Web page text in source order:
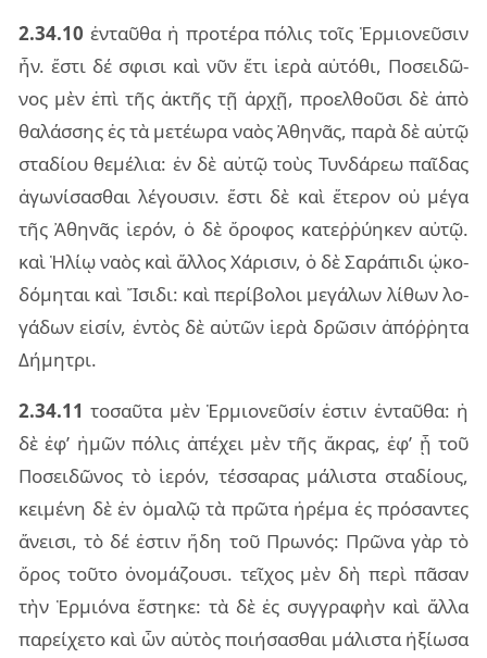
2.34.10 ἐν­ταῦ­θα ἡ προ­τέ­ρα πό­λις τοῖς Ἑρμιο­νεῦ­σιν
ἦν. ἔστι δέ σφι­σι καὶ νῦν ἔτι ἱερὰ αὐ­τό­θι, Ποσει­δῶ­
νος μὲν ἐπὶ τῆς ἀκτῆς τῇ ἀρχῇ, προ­ελ­θοῦ­σι δὲ ἀπὸ
θα­λάσ­σης ἐς τὰ με­τέ­ω­ρα ναὸς Ἀθη­νᾶς, παρὰ δὲ αὐτῷ
στα­δί­ου θε­μέ­λια: ἐν δὲ αὐτῷ τοὺς Τυν­δά­ρεω παῖ­δας
ἀγω­νί­σα­σθαι λέ­γου­σιν. ἔστι δὲ καὶ ἕτε­ρον οὐ μέγα
τῆς Ἀθη­νᾶς ἱε­ρόν, ὁ δὲ ὄρο­φος κα­τεῤ­ῥύ­η­κεν αὐτῷ.
καὶ Ἡλίῳ ναὸς καὶ ἄλ­λος Χάρι­σιν, ὁ δὲ Σαρά­πι­δι ᾠκο­
δό­μη­ται καὶ Ἴσιδι: καὶ πε­ρί­βο­λοι με­γά­λων λί­θων λο­
γά­δων εἰ­σίν, ἐν­τὸς δὲ αὐ­τῶν ἱερὰ δρῶ­σιν ἀπόῤ­ῥη­τα
Δήμη­τρι.
2.34.11 το­σαῦ­τα μὲν Ἑρμιο­νεῦ­σίν ἐστιν ἐν­ταῦ­θα: ἡ
δὲ ἐφ’ ἡμῶν πό­λις ἀπέ­χει μὲν τῆς ἄκρας, ἐφ’ ᾗ τοῦ
Ποσει­δῶ­νος τὸ ἱε­ρόν, τέσ­σα­ρας μά­λι­στα στα­δί­ους,
κει­μέ­νη δὲ ἐν ὁμα­λῷ τὰ πρῶ­τα ἠρέ­μα ἐς πρό­σαν­τες
ἄνει­σι, τὸ δέ ἐστιν ἤδη τοῦ Πρω­νός: Πρῶνα γὰρ τὸ
ὄρος τοῦ­το ὀνο­μά­ζου­σι. τεῖ­χος μὲν δὴ περὶ πᾶ­σαν
τὴν Ἑρμιό­να ἕστη­κε: τὰ δὲ ἐς συγ­γρα­φὴν καὶ ἄλλα
πα­ρεί­χε­το καὶ ὧν αὐ­τὸς ποι­ή­σα­σθαι μά­λι­στα ἠξί­ω­σα